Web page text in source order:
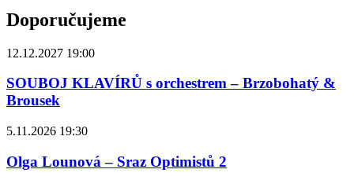
Doporučujeme
12.12.2027 19:00
SOUBOJ KLAVÍRŮ s orchestrem – Brzobohatý &
Brousek
5.11.2026 19:30
Olga Lounová – Sraz Optimistů 2